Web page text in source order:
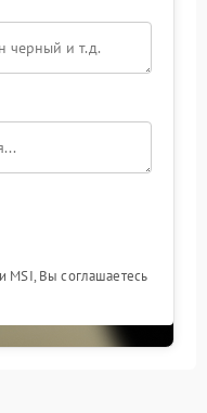
MSI, Вы соглашаетесь